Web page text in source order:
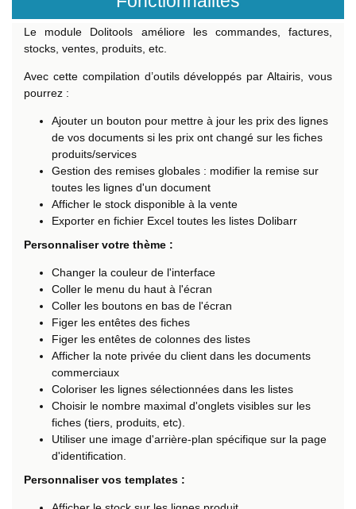
Le module Dolitools améliore les commandes, factures,
stocks, ventes, produits, etc.
Avec cette compilation d’outils développés par Altairis, vous
pourrez :
Ajouter un bouton pour mettre à jour les prix des lignes
de vos documents si les prix ont changé sur les fiches
produits/services
Gestion des remises globales : modifier la remise sur
toutes les lignes d'un document
Afficher le stock disponible à la vente
Exporter en fichier Excel toutes les listes Dolibarr
Personnaliser votre thème :
Changer la couleur de l'interface
Coller le menu du haut à l'écran
Coller les boutons en bas de l'écran
Figer les entêtes des fiches
Figer les entêtes de colonnes des listes
Afficher la note privée du client dans les documents
commerciaux
Coloriser les lignes sélectionnées dans les listes
Choisir le nombre maximal d'onglets visibles sur les
fiches (tiers, produits, etc).
Utiliser une image d'arrière-plan spécifique sur la page
d'identification.
Personnaliser vos templates :